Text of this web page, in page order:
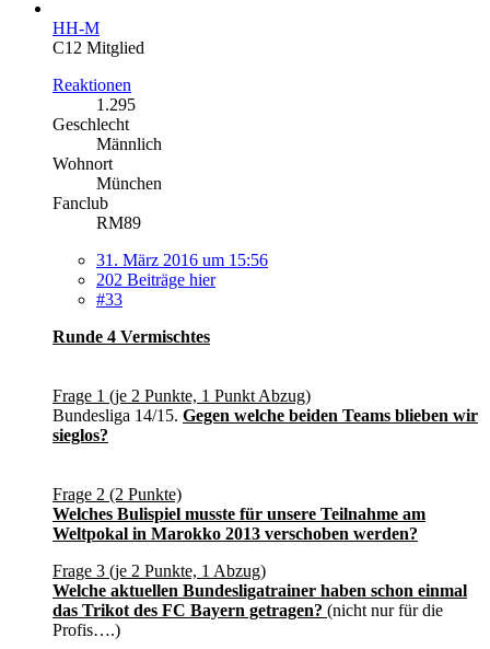
HH-M
C12 Mitglied
Reaktionen
1.295
Geschlecht
Männlich
Wohnort
München
Fanclub
RM89
31. März 2016 um 15:56
202 Beiträge hier
#33
Runde 4 Vermischtes
Frage 1 (je 2 Punkte, 1 Punkt Abzug)
Bundesliga 14/15. Gegen welche beiden Teams blieben wir
sieglos?
Frage 2 (2 Punkte)
Welches Bulispiel musste für unsere Teilnahme am
Weltpokal in Marokko 2013 verschoben werden?
Frage 3 (je 2 Punkte, 1 Abzug)
Welche aktuellen Bundesligatrainer haben schon einmal
das Trikot des FC Bayern getragen? (nicht nur für die
Profis….)